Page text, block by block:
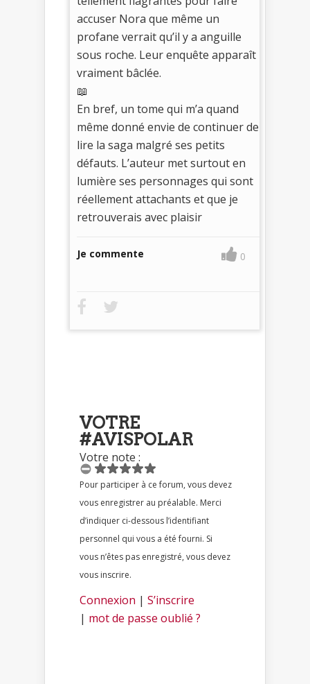
accuser Nora que même un
profane verrait qu’il y a anguille
sous roche. Leur enquête apparaît
vraiment bâclée.
📖
En bref, un tome qui m’a quand
même donné envie de continuer de
lire la saga malgré ses petits
défauts. L’auteur met surtout en
lumière ses personnages qui sont
réellement attachants et que je
retrouverais avec plaisir
Je commente 0
VOTRE
#AVISPOLAR
Votre note :
Pour participer à ce forum, vous devez
vous enregistrer au préalable. Merci
d’indiquer ci-dessous l’identifiant
personnel qui vous a été fourni. Si
vous n’êtes pas enregistré, vous devez
vous inscrire.
Connexion | S’inscrire
| mot de passe oublié ?